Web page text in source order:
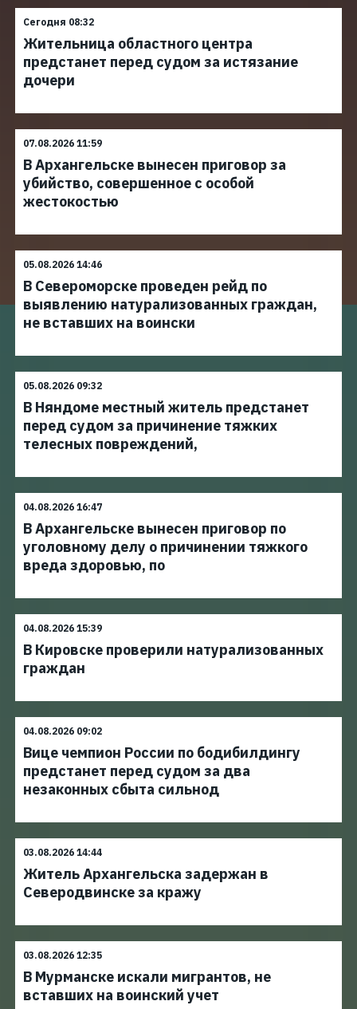
Сегодня 08:32
Жительница областного центра
предстанет перед судом за истязание
дочери
07.08.2026 11:59
В Архангельске вынесен приговор за
убийство, совершенное с особой
жестокостью
05.08.2026 14:46
В Североморске проведен рейд по
выявлению натурализованных граждан,
не вставших на воински
05.08.2026 09:32
В Няндоме местный житель предстанет
перед судом за причинение тяжких
телесных повреждений,
04.08.2026 16:47
В Архангельске вынесен приговор по
уголовному делу о причинении тяжкого
вреда здоровью, по
04.08.2026 15:39
В Кировске проверили натурализованных
граждан
04.08.2026 09:02
Вице чемпион России по бодибилдингу
предстанет перед судом за два
незаконных сбыта сильнод
03.08.2026 14:44
Житель Архангельска задержан в
Северодвинске за кражу
03.08.2026 12:35
В Мурманске искали мигрантов, не
вставших на воинский учет